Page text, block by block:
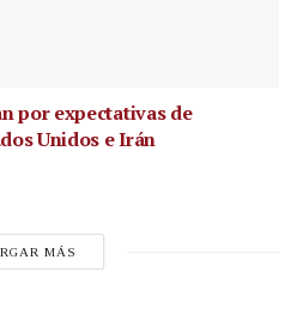
por expectativas de
Unidos e Irán
MÁS